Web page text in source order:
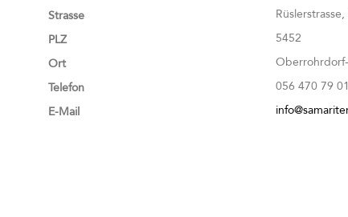
Strasse
Rüslerstrasse,
PLZ
5452
Ort
Telefon
056 470 79 01
E-Mail